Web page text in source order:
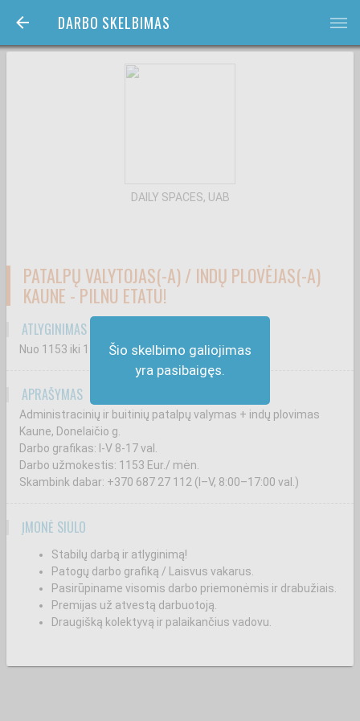
DARBO SKELBIMAS bars
Šio skelbimo galiojimas
yra pasibaigęs.
DAILY SPACES, UAB
PATALPŲ VALYTOJAS(-A) / INDŲ PLOVĖJAS(-A)
KAUNE - PILNU ETATU!
ATLYGINIMAS ATSKAIČIUS MOKESČIUS
Nuo 1153 iki 1153 €
APRAŠYMAS
Administracinių ir buitinių patalpų valymas + indų plovimas
Kaune, Donelaičio g.
Darbo grafikas: I-V 8-17 val.
Darbo užmokestis: 1153 Eur./ mėn.
Skambink dabar: +370 687 27 112 (I–V, 8:00–17:00 val.)
ĮMONĖ SIŪLO
Stabilų darbą ir atlyginimą!
Patogų darbo grafiką / Laisvus vakarus.
Pasirūpiname visomis darbo priemonėmis ir drabužiais.
Premijas už atvestą darbuotoją.
Draugišką kolektyvą ir palaikančius vadovu.